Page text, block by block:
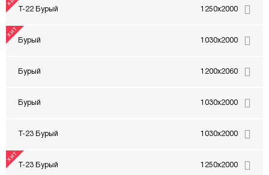
Т-22 Бурый 1250x2000
Бурый 1030x2000
Бурый 1200x2060
Бурый 1030x2000
Т-23 Бурый 1030x2000
Т-23 Бурый 1250x2000